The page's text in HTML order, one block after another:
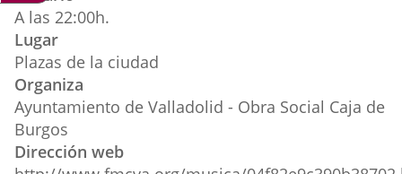
A las 22:00h.
Lugar
Plazas de la ciudad
Organiza
Ayuntamiento de Valladolid - Obra Social Caja de
Burgos
Dirección web